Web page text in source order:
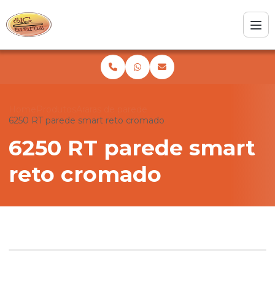
6250 RT parede smart reto cromado
6250 RT parede smart
reto cromado